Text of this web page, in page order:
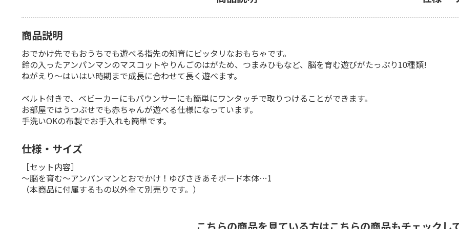
商品説明
おでかけ先でもおうちでも遊べる指先の知育にピッタリなおもちゃです。
鈴の入ったアンパンマンのマスコットやりんごのはがため、つまみひもなど、脳を育む遊びがたっぷり10種類!
ねがえり～はいはい時期まで成長に合わせて長く遊べます。
ベルト付きで、ベビーカーにもバウンサーにも簡単にワンタッチで取りつけることができます。
お部屋ではうつぶせでも赤ちゃんが遊べる仕様になっています。
手洗いOKの布製でお手入れも簡単です。
仕様・サイズ
［セット内容］
～脳を育む～アンパンマンとおでかけ！ゆびさきあそボード本体…1
（本商品に付属するもの以外全て別売りです。）